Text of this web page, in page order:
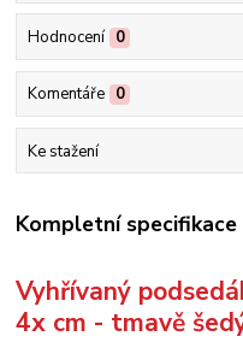
Hodnocení 0
Komentáře 0
Ke stažení
Kompletní specifikace
Vyhřívaný
4x cm - tmavě